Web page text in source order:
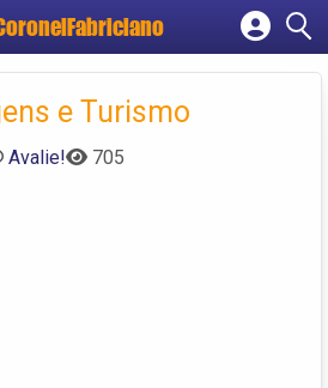
Cadastrar empresa
Criar conta
e Turismo
Avalie! 705